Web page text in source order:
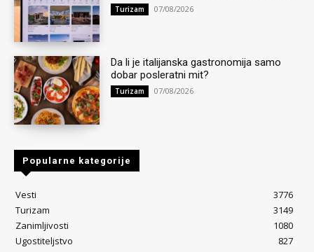
Turizam 07/08/2026
Da li je italijanska gastronomija samo
dobar posleratni mit?
Turizam 07/08/2026
Popularne kategorije
Vesti
3776
Turizam
3149
Zanimljivosti
1080
Ugostiteljstvo
827